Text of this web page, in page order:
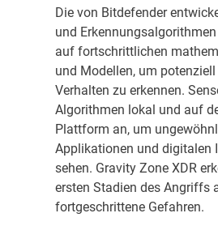
Die von Bitdefender
und
auf fortschrittlichen
und Modellen, um
Verhalten zu erkennen.
Algorithmen lokal und auf
Plattform an, um
Applikationen und digitalen
sehen. Gravity Zone XDR
ersten Stadien des Angriffs
fortgeschrittene Gefahren.